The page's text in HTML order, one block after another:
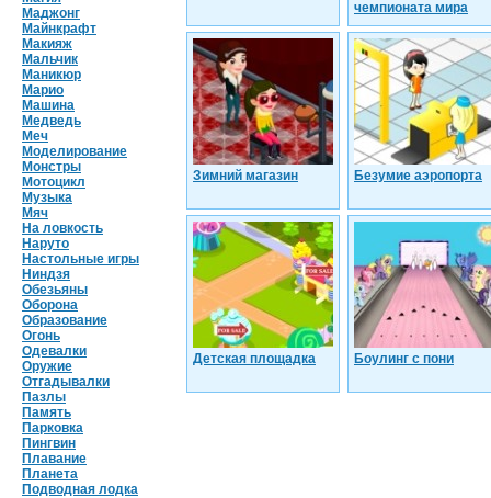
Маджонг
Майнкрафт
Макияж
Мальчик
Маникюр
Марио
Машина
Медведь
Меч
Моделирование
Монстры
Мотоцикл
Музыка
Мяч
На ловкость
Наруто
Настольные игры
Ниндзя
Обезьяны
Оборона
Образование
Огонь
Одевалки
Оружие
Отгадывалки
Пазлы
Память
Парковка
Пингвин
Плавание
Планета
Подводная лодка
чемпионата мира
Зимний магазин Безумие аэропорта
Детская площадка Боулинг с пони